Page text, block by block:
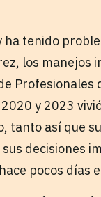
tenido
los manejos
Profesionales
y 2023
tanto así que
decisiones
pocos días